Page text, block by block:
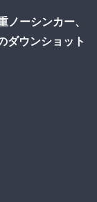
ーシンカー、
ダウンショット